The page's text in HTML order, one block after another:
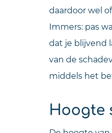
daardoor wel
Immers: pas
dat je blijvend
van de
middels het
Hoogte